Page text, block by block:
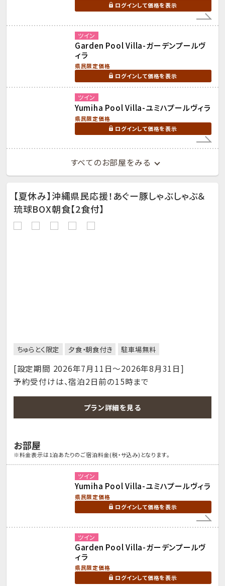
ログインして価格を表示
ツイン
Garden Pool Villa-ガーデンプールヴ
ィラ
県民限定価格
ログインして価格を表示
ツイン
Yumiha Pool Villa-ユミハプールヴィラ
県民限定価格
ログインして価格を表示
すべてのお部屋をみる
【夏休み】沖縄県民応援！あぐー豚しゃぶしゃぶ＆
琉球BOX朝食【2食付】
ちゅらとく限定 夕食・朝食付き 駐車場無料
[設定期間 2026年7月11日～2026年8月31日]
予約受付けは、宿泊2日前の15時まで
プラン詳細を見る
お部屋
※料金表示は1泊あたりのご宿泊料金(税・サ込み)となります。
ツイン
Yumiha Pool Villa-ユミハプールヴィラ
県民限定価格
ログインして価格を表示
ツイン
Garden Pool Villa-ガーデンプールヴ
ィラ
県民限定価格
ログインして価格を表示